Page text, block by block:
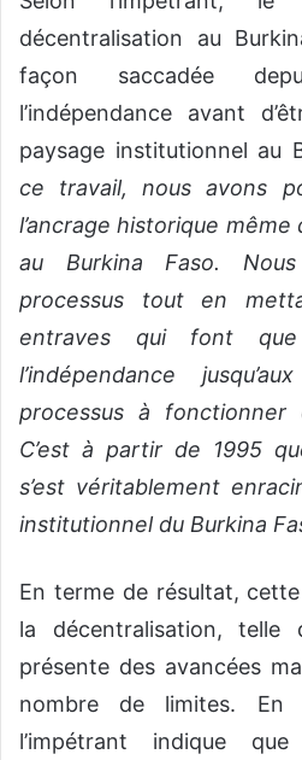
décentralisation au
façon saccadée
l’indépendance avant
paysage institutionnel au
ce travail, nous avons
l’ancrage historique
au Burkina Faso.
processus tout en
entraves qui font
l’indépendance
processus à fonctionner
C’est à partir de 1995
s’est véritablement
institutionnel du Burkina
En terme de résultat,
la décentralisation, telle
présente des avancées
nombre de limites. En
l’impétrant indique